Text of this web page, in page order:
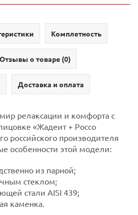
Комплетность
Отзывы о товаре (0)
Доставка и оплата
релаксации и комфорта с
«Жадеит + Россо
российского производителя
особенности этой модели:
из парной;
стеклом;
стали AISI 439;
каменка.